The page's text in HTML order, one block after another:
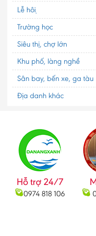
Lễ hội
Trường học
Siêu thị, chợ lớn
Khu phố, làng nghề
Sân bay, bến xe, ga tàu
Địa danh khác
Hỗ trợ 24/7
0974 818 106